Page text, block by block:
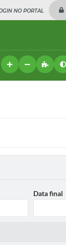
NO PORTAL
Data final